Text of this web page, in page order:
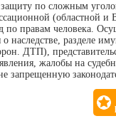
по сложным
(областной
правам человека.
наследстве, разделе
ДТП),
жалобы на